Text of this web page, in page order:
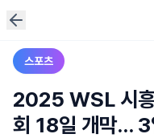
스포츠
2025 WSL 시흥
회 18일 개막... 3